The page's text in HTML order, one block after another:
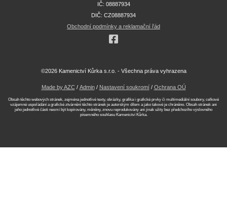
IČ: 08887934
DIČ: CZ08887934
Obchodní podmínky a reklamační řád
©2026 Kamenictví Kůrka s.r.o. - Všechna práva vyhrazena
Made by AZC/ Admin/ Nastavení soukromí/ Ochrana OÚ
Obsah těchto webových stránek, zejména jednotlivé texty, obrázky, grafika i grafické prvky či multimediální soubory, celkové
vzájemné uspořádání a grafické ztvárnění těchto stránek je autorským dílem a jako takové je chráněno. Obsah stránek ani
jeho jednotlivé části nesmí být kopírovány, měněny, znovu reprodukovány ani jinak užity bez předchozího výslovného
písemného souhlasu Kamenictví Kůrka.